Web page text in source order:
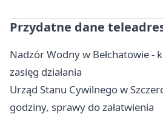
Przydatne dane
Nadzór Wodny w Bełchatowie -
zasięg działania
Urząd Stanu Cywilnego w
godziny, sprawy do załatwienia